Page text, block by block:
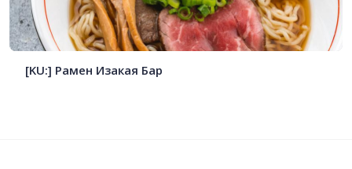
[KU:] Рамен Изакая Бар